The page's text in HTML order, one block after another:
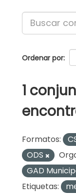
Ordenar por
1
Formatos:
ODS
GAD
Etiquetas: